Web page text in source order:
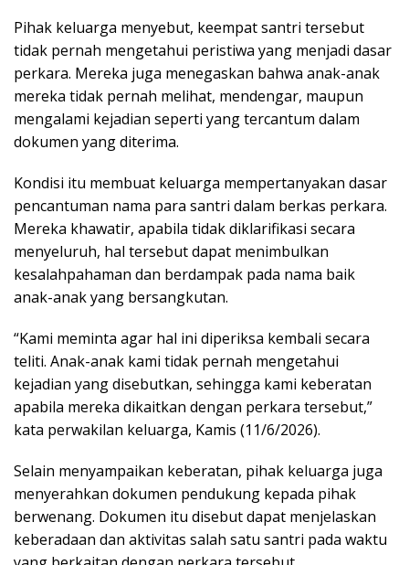
Pihak keluarga menyebut, keempat santri tersebut
tidak pernah mengetahui peristiwa yang menjadi dasar
perkara. Mereka juga menegaskan bahwa anak-anak
mereka tidak pernah melihat, mendengar, maupun
mengalami kejadian seperti yang tercantum dalam
dokumen yang diterima.
Kondisi itu membuat keluarga mempertanyakan dasar
pencantuman nama para santri dalam berkas perkara.
Mereka khawatir, apabila tidak diklarifikasi secara
menyeluruh, hal tersebut dapat menimbulkan
kesalahpahaman dan berdampak pada nama baik
anak-anak yang bersangkutan.
“Kami meminta agar hal ini diperiksa kembali secara
teliti. Anak-anak kami tidak pernah mengetahui
kejadian yang disebutkan, sehingga kami keberatan
apabila mereka dikaitkan dengan perkara tersebut,”
kata perwakilan keluarga, Kamis (11/6/2026).
Selain menyampaikan keberatan, pihak keluarga juga
menyerahkan dokumen pendukung kepada pihak
berwenang. Dokumen itu disebut dapat menjelaskan
keberadaan dan aktivitas salah satu santri pada waktu